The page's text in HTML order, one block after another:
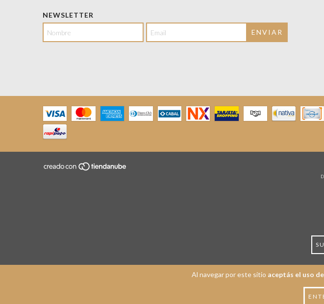
Al navegar por este sitio aceptás el uso
NEWSLETTER